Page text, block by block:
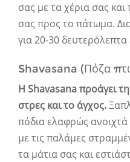
σας με τα χέρια σας
σας προς το πάτωμα.
για 20-30
Shavasana (Πόζα
Η Shavasana προάγει
στρες και το άγχος.
πόδια ελαφρώς ανοιχτά
με τις παλάμες
τα μάτια σας και